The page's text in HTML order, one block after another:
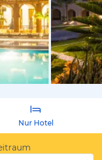
vom
Nur Hotel